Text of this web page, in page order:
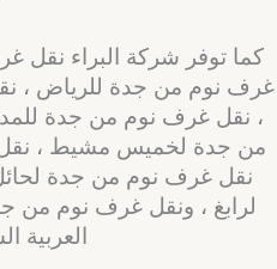
كما توفر شركة البراء نقل
نوم من جدة للرياض ،
، نقل غرف نوم من جدة
من جدة لخميس مشيط ، نقل
نقل غرف نوم من جدة
لرابغ ، ونقل غرف نوم من
العربية